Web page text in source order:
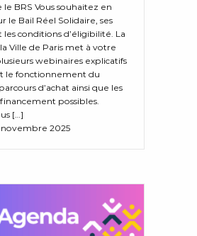
BRS Vous souhaitez en
le Bail Réel Solidaire, ses
les conditions d’éligibilité. La
Ville de Paris met à votre
webinaires explicatifs
le fonctionnement du
d’achat ainsi que les
possibles.
[…]
2025